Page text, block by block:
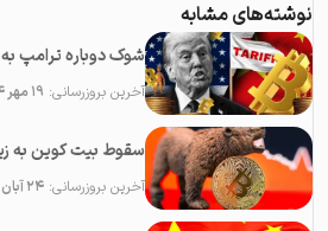
نوشته‌های مشابه
آخرین بروزرسانی:۱۹ مهر ۱۴۰۴
آخرین بروزرسانی:۲۴ آبان ۱۴۰۴